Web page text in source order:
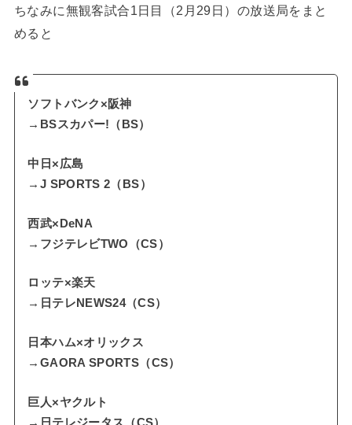
ちなみに無観客試合1日目（2月29日）の放送局をまと
めると
ソフトバンク×阪神
→BSスカパー!（BS）
中日×広島
→J SPORTS 2（BS）
西武×DeNA
→フジテレビTWO（CS）
ロッテ×楽天
→日テレNEWS24（CS）
日本ハム×オリックス
→GAORA SPORTS（CS）
巨人×ヤクルト
→日テレジータス（CS）